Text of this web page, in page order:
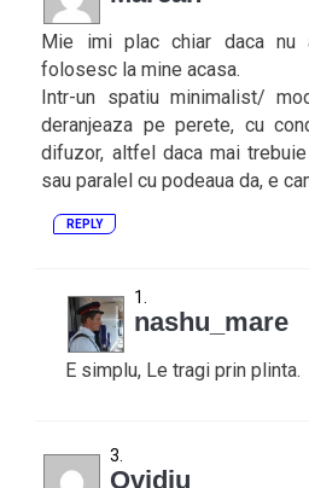
Mie imi plac chiar daca
folosesc la mine acasa.
Intr-un spatiu minimalist/
deranjeaza pe perete, cu
difuzor, altfel daca mai
sau paralel cu podeaua da, e
REPLY
nashu_mare
E simplu, Le tragi prin plinta.
Ovidiu